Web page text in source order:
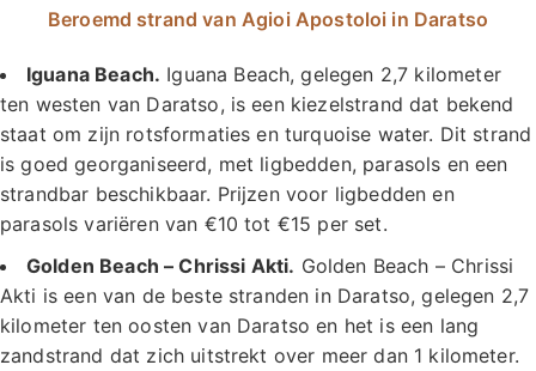
Beroemd strand van Agioi Apostoloi in Daratso
Iguana Beach. Iguana Beach, gelegen 2,7 kilometer
ten westen van Daratso, is een kiezelstrand dat bekend
staat om zijn rotsformaties en turquoise water. Dit strand
is goed georganiseerd, met ligbedden, parasols en een
strandbar beschikbaar. Prijzen voor ligbedden en
parasols variëren van €10 tot €15 per set.
Golden Beach – Chrissi Akti. Golden Beach – Chrissi
Akti is een van de beste stranden in Daratso, gelegen 2,7
kilometer ten oosten van Daratso en het is een lang
zandstrand dat zich uitstrekt over meer dan 1 kilometer.